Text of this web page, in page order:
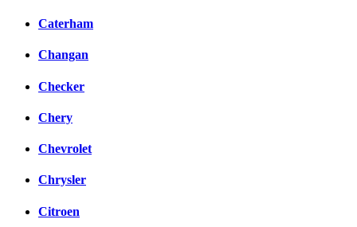
Caterham
Changan
Checker
Chery
Chevrolet
Chrysler
Citroen